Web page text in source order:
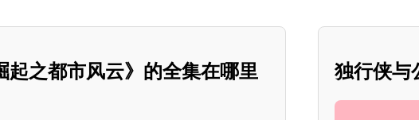
起之都市风云》的全集在哪里
独行侠与